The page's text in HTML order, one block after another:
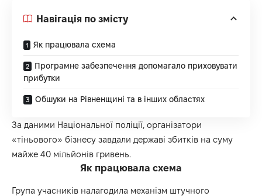
Навігація по змісту
Як працювала схема
Програмне забезпечення допомагало приховувати
прибутки
Обшуки на Рівненщині та в інших областях
За даними Національної поліції, організатори
«тіньового» бізнесу завдали державі збитків на суму
майже 40 мільйонів гривень.
Як працювала схема
Група учасників налагодила механізм штучного